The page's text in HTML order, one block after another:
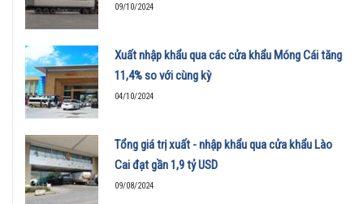
09/10/2024
Xuất nhập khẩu qua các cửa khẩu Móng Cái tăng
11,4% so với cùng kỳ
04/10/2024
Tổng giá trị xuất - nhập khẩu qua cửa khẩu Lào
Cai đạt gần 1,9 tỷ USD
09/08/2024